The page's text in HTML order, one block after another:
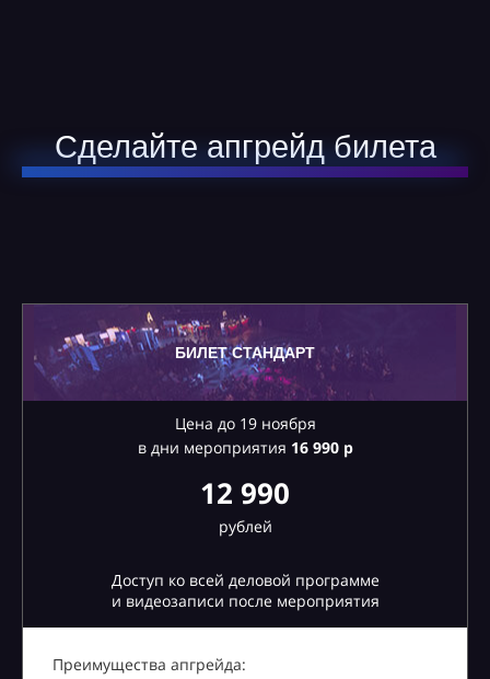
Сделайте апгрейд билета
БИЛЕТ СТАНДАРТ
Цена до 19 ноября
в дни мероприятия 16990 р
12 990
рублей
Доступ ко всей деловой программе
и видеозаписи после мероприятия
Преимущества апгрейда: